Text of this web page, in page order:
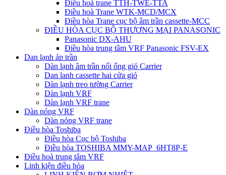
Điều hoà trane TTH-TWE-TTA
Điều hoà Trane WTK-MCD/MCX
Điều hòa Trane cục bộ âm trần cassette-MCC
ĐIỀU HÒA CỤC BỘ THƯƠNG MẠI PANASONIC
Panasonic DX-AHU
Điều hòa trung tâm VRF Panasonic FSV-EX
Dan lạnh áp trần
Dàn lạnh âm trần nối ống gió Carrier
Dan lanh cassette hai cửa gió
Dàn lạnh treo tường Carrier
Dàn lạnh VRF
Dàn lạnh VRF trane
Dàn nóng VRF
Dàn nóng VRF trane
Điều hòa Toshiba
Điều hòa Cục bộ Toshiba
Điều hòa TOSHIBA MMY-MAP_6HT8P-E
Điều hoà trung tâm VRF
Linh kiện điều hòa